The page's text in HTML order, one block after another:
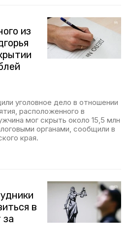
из
уголовное дело в отношении
расположенного в
мог скрыть около 15,5 млн
органами, сообщили в
края.
в
за